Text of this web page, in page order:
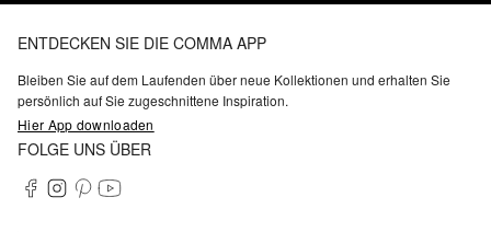
ENTDECKEN SIE DIE COMMA APP
Bleiben Sie auf dem Laufenden über neue Kollektionen und erhalten Sie
persönlich auf Sie zugeschnittene Inspiration.
Hier App downloaden
FOLGE UNS ÜBER